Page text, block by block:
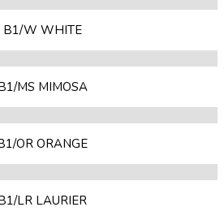
B1/W WHITE
MS MIMOSA
OR ORANGE
LR LAURIER